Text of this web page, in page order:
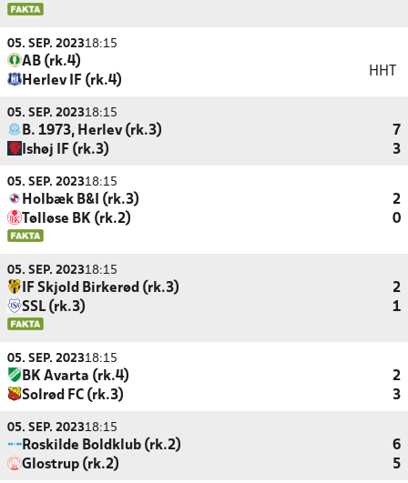
05. SEP. 202318:15
AB (rk.4)
Herlev IF (rk.4)
HHT
05. SEP. 202318:15
B. 1973, Herlev (rk.3)
7
Ishøj IF (rk.3)
3
05. SEP. 202318:15
Holbæk B&I (rk.3)
2
Tølløse BK (rk.2)
0
05. SEP. 202318:15
IF Skjold Birkerød (rk.3)
2
SSL (rk.3)
1
05. SEP. 202318:15
BK Avarta (rk.4)
2
Solrød FC (rk.3)
3
05. SEP. 202318:15
Roskilde Boldklub (rk.2)
6
Glostrup (rk.2)
5